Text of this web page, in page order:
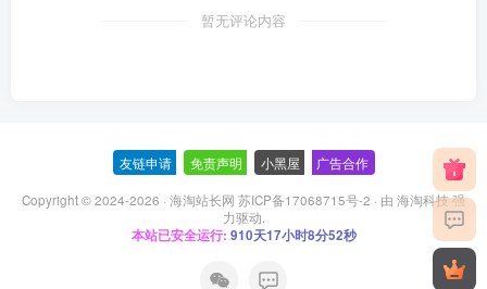
暂无评论内容
友链申请 免责声明 小黑屋 广告合作
Copyright © 2024-2026 · 海淘站长网 苏ICP备17068715号-2 · 由 海淘科技强
力驱动.
本站已安全运行: 910天17小时8分53秒